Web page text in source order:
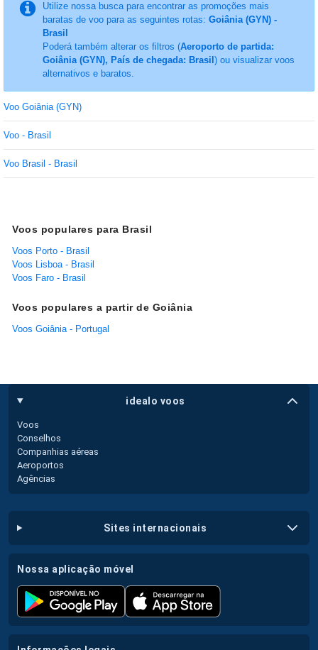
Utilize nossa busca para encontrar as promoções mais
baratas de voo para as seguintes rotas: Goiânia (GYN) -
Brasil
Poderá também alterar os filtros (Aeroporto de partida:
Goiânia (GYN), País de chegada: Brasil ) ou visualizar voos
alternativos e baratos.
Voo Goiânia (GYN)
Voo - Brasil
Voo Brasil - Brasil
Voos populares para Brasil
Voos Porto - Brasil
Voos Lisboa - Brasil
Voos Faro - Brasil
Voos populares a partir de Goiânia
Voos Goiânia - Portugal
idealo voos
Voos
Conselhos
Companhias aéreas
Aeroportos
Agências
sites internacionais
nossa aplicação móvel